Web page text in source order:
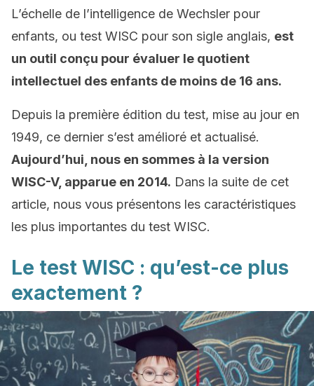
L’échelle de l’intelligence de Wechsler pour
enfants, ou test WISC pour son sigle anglais, est
un outil conçu pour évaluer le quotient
intellectuel des enfants de moins de 16 ans.
Depuis la première édition du test, mise au jour en
1949, ce dernier s’est amélioré et actualisé.
Aujourd’hui, nous en sommes à la version
WISC-V, apparue en 2014. Dans la suite de cet
article, nous vous présentons les caractéristiques
les plus importantes du test WISC.
Le test WISC : qu’est-ce plus
exactement ?